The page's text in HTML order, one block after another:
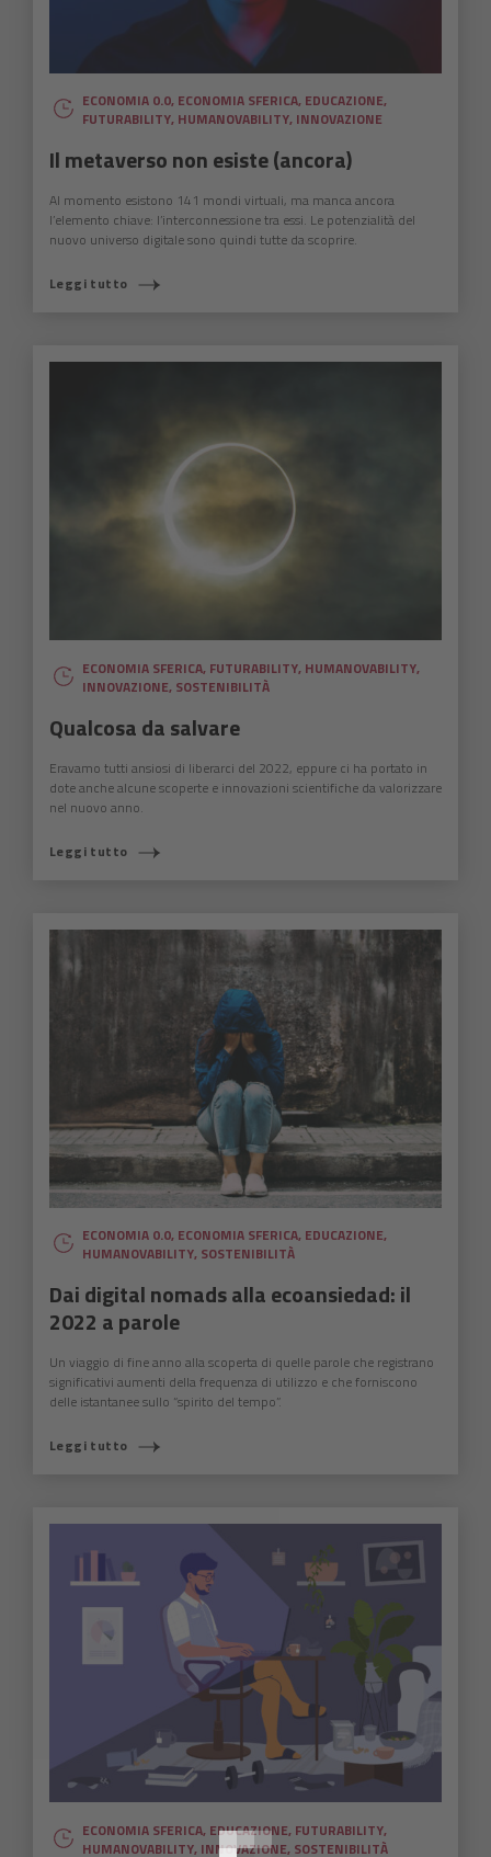
ECONOMIA 0.0, ECONOMIA SFERICA, EDUCAZIONE,
FUTURABILITY, HUMANOVABILITY, INNOVAZIONE
Il metaverso non esiste (ancora)
Al momento esistono 141 mondi virtuali, ma manca ancora
l’elemento chiave: l’interconnessione tra essi. Le potenzialità del
nuovo universo digitale sono quindi tutte da scoprire.
Leggi tutto
ECONOMIA SFERICA, FUTURABILITY, HUMANOVABILITY,
INNOVAZIONE, SOSTENIBILITÀ
Qualcosa da salvare
Eravamo tutti ansiosi di liberarci del 2022, eppure ci ha portato in
dote anche alcune scoperte e innovazioni scientifiche da valorizzare
nel nuovo anno.
Leggi tutto
ECONOMIA 0.0, ECONOMIA SFERICA, EDUCAZIONE,
HUMANOVABILITY, SOSTENIBILITÀ
Dai digital nomads alla ecoansiedad: il
2022 a parole
Un viaggio di fine anno alla scoperta di quelle parole che registrano
significativi aumenti della frequenza di utilizzo e che forniscono
delle istantanee sullo “spirito del tempo”.
Leggi tutto
ECONOMIA SFERICA, EDUCAZIONE, FUTURABILITY,
HUMANOVABILITY, INNOVAZIONE, SOSTENIBILITÀ
COSA STAI CERCANDO?